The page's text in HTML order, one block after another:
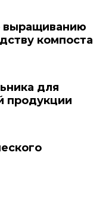
выращиванию
компоста
для
продукции